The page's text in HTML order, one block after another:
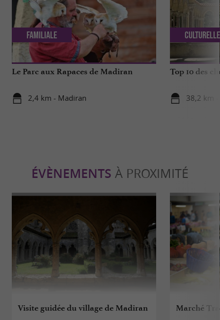
Le Parc aux Rapaces de Madiran
2,4 km - Madiran
Familiale
Top 10 des
38,2 km -
Culturelle
ÉVÈNEMENTS À PROXIMITÉ
Visite guidée du village de Madiran Marché